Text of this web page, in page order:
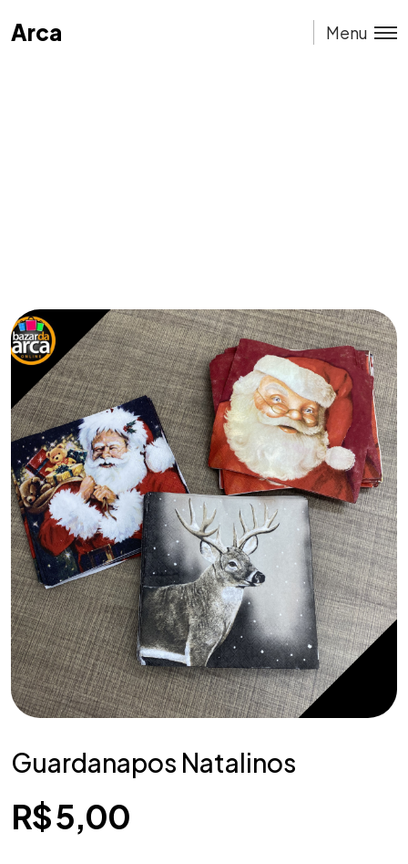
Arca
Arca Menu
Guardanapos Natalinos
R$5,00